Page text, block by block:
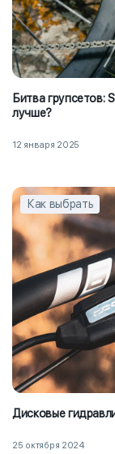
Битва групсетов:
лучше?
12 января 2025
Как выбрать
Дисковые
25 октября 2024